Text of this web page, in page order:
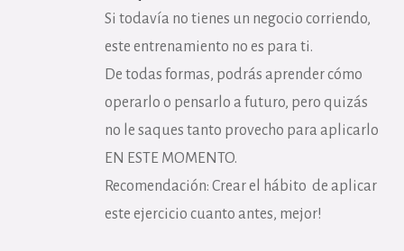
Si todavía no tienes un negocio corriendo,
este entrenamiento no es para ti.
De todas formas, podrás aprender cómo
operarlo o pensarlo a futuro, pero quizás
no le saques tanto provecho para aplicarlo
EN ESTE MOMENTO.
Recomendación: Crear el hábito de aplicar
este ejercicio cuanto antes, mejor!